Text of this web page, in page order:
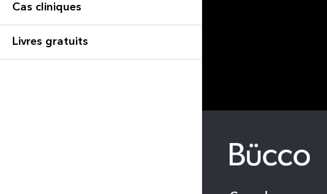
Cas cliniques
Livres gratuits